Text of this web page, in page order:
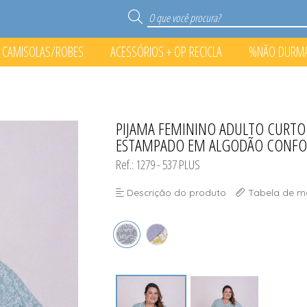
TODOS DE PIJAMAS
CAMISOLAS/ROBES
TODOS DE CAMISOLAS/
ACESSÓRIOS + OP RECICLA
TODOS DE ACESSÓRIOS +
%NÃO
TODOS DE %NÃO DURMA
PIJAMA FEMININO ADULTO
ESTAMPADO EM ALGODÃO
Ref.: 1279 - 537 PLUS
Descrição do produto Tabela de